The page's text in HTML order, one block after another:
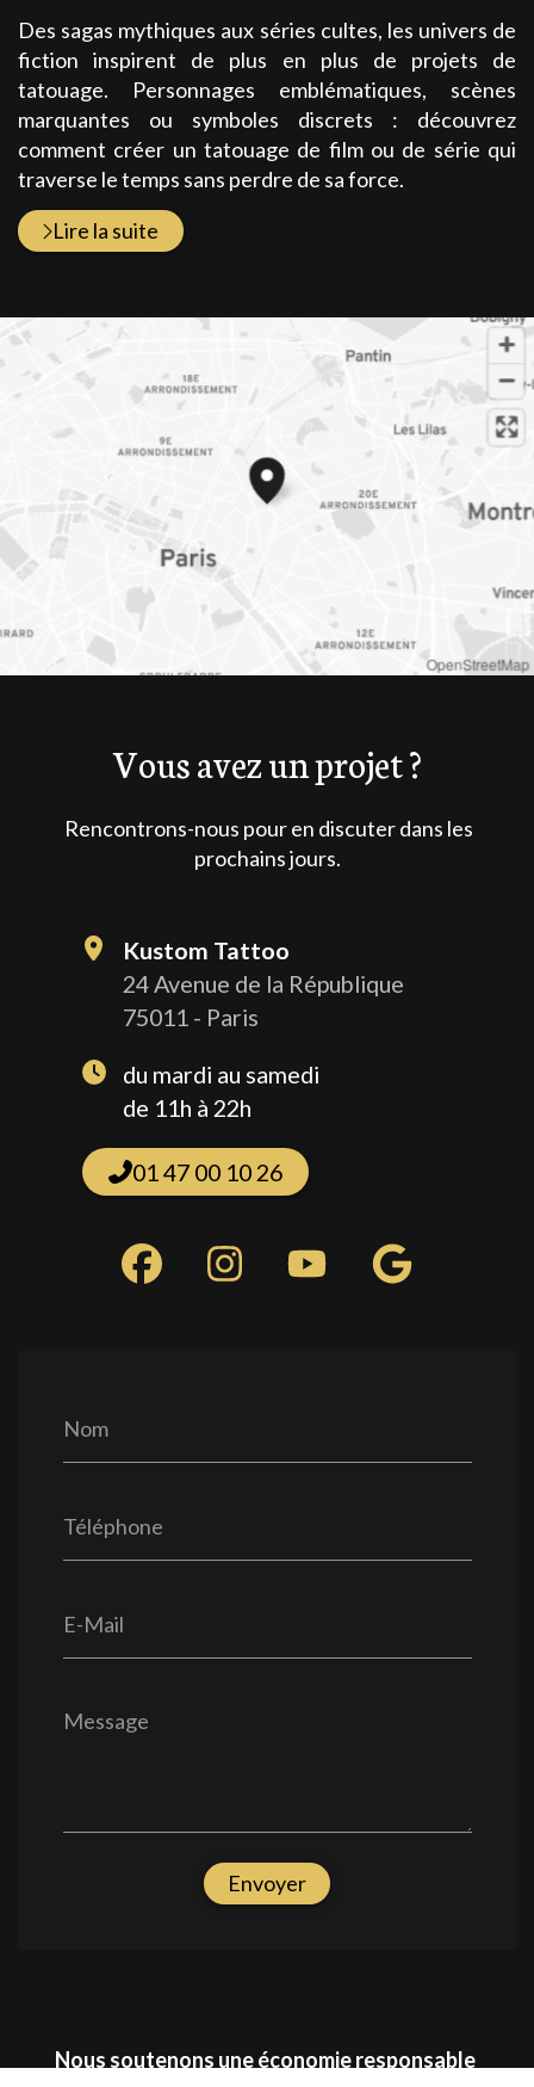
Des sagas mythiques aux séries cultes, les univers de
fiction inspirent de plus en plus de projets de
tatouage. Personnages emblématiques, scènes
marquantes ou symboles discrets : découvrez
comment créer un tatouage de film ou de série qui
traverse le temps sans perdre de sa force.
Lire la suite
OpenStreetMap
Vous avez un projet ?
Rencontrons-nous pour en discuter dans les
prochains jours.
Nom
Téléphone
E-Mail
Message
Envoyer
Kustom Tattoo
24 Avenue de la République
75011 - Paris
du mardi au samedi
de 11h à 22h
01 47 00 10 26
Nous soutenons une économie responsable